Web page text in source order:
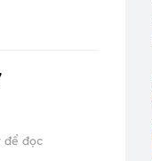
để đọc